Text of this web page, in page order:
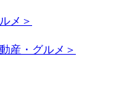
メ＞
産・グルメ＞